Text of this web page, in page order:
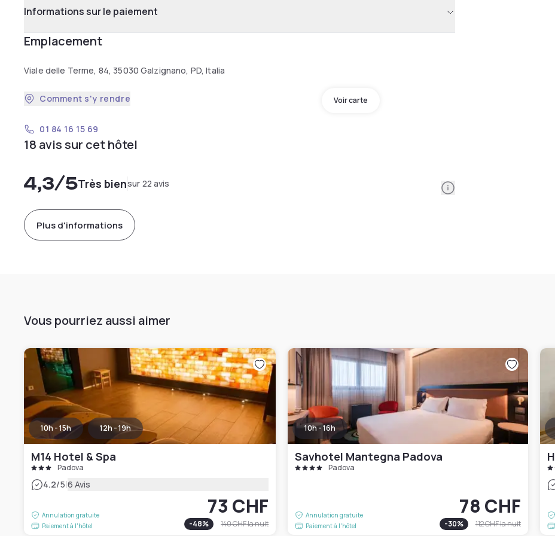
Informations sur le paiement
Emplacement
Viale delle Terme, 84, 35030 Galzignano, PD, Italia
Voir carte
Comment s'y rendre
01 84 16 15 69
18 avis sur cet hôtel
4,3/5Très biensur 22 avis Information
Plus d'informations
Vous pourriez aussi aimer
10h - 15h 12h - 19h
M14 Hotel & Spa
Padova
4.2/5|6 Avis
Annulation gratuite
Paiement à l'hôtel
73 CHF
-48% 140 CHFla nuit
10h - 16h
Savhotel Mantegna Padova
Padova
Annulation gratuite
Paiement à l'hôtel
78 CHF
-30% 112 CHFla nuit